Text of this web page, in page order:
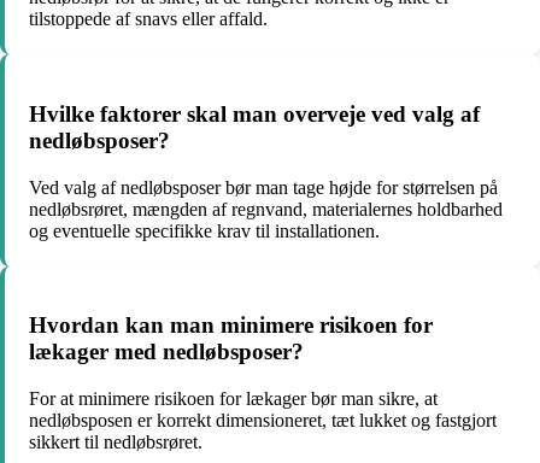
tilstoppede af snavs eller affald.
Hvilke faktorer skal man overveje ved valg af
nedløbsposer?
Ved valg af nedløbsposer bør man tage højde for størrelsen på
nedløbsrøret, mængden af regnvand, materialernes holdbarhed
og eventuelle specifikke krav til installationen.
Hvordan kan man minimere risikoen for
lækager med nedløbsposer?
For at minimere risikoen for lækager bør man sikre, at
nedløbsposen er korrekt dimensioneret, tæt lukket og fastgjort
sikkert til nedløbsrøret.